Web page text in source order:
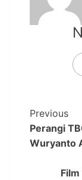
Previous
Perangi
Wuryanto